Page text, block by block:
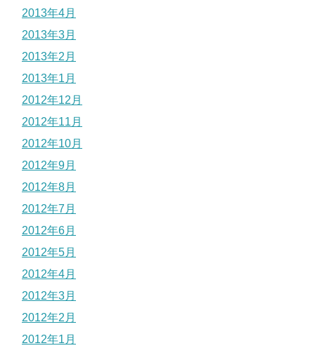
2013年4月
2013年3月
2013年2月
2013年1月
2012年12月
2012年11月
2012年10月
2012年9月
2012年8月
2012年7月
2012年6月
2012年5月
2012年4月
2012年3月
2012年2月
2012年1月